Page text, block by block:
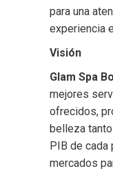
para una
experiencia
Visión
Glam Spa
mejores
ofrecidos,
belleza
PIB de cada
mercados